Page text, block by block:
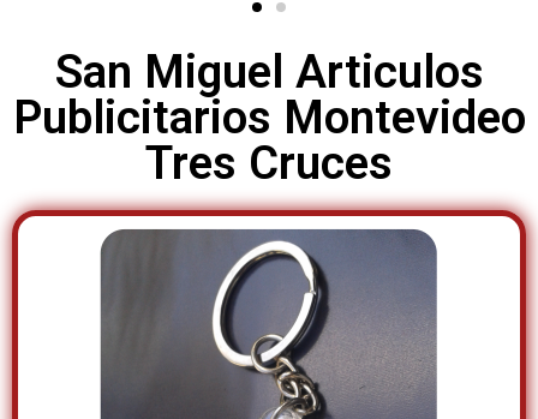
San Miguel Articulos
Publicitarios Montevideo
Tres Cruces